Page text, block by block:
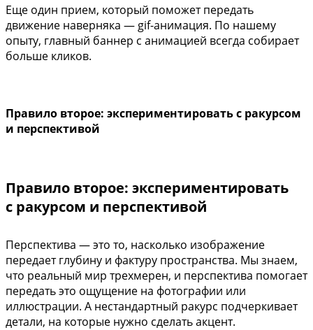
Еще один прием, который поможет передать
движение наверняка — gif-анимация. По нашему
опыту, главный баннер с анимацией всегда собирает
больше кликов.
Правило второе: экспериментировать с ракурсом
и перспективой
Правило второе: экспериментировать
с ракурсом и перспективой
Перспектива — это то, насколько изображение
передает глубину и фактуру пространства. Мы знаем,
что реальный мир трехмерен, и перспектива помогает
передать это ощущение на фотографии или
иллюстрации. А нестандартный ракурс подчеркивает
детали, на которые нужно сделать акцент.